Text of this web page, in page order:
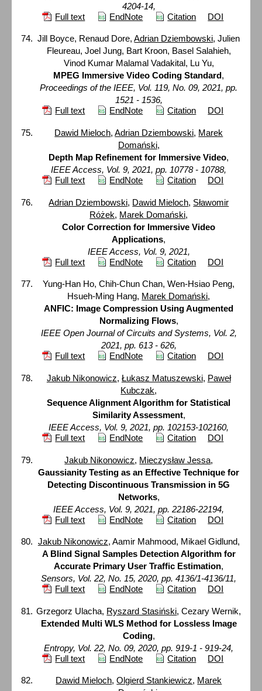
4204-14,
Full text
EndNote Citation DOI
Jill Boyce, Renaud Dore,Adrian Dziembowski, Julien
Fleureau, Joel Jung, Bart Kroon, Basel Salahieh,
Vinod Kumar Malamal Vadakital, Lu Yu,
MPEG Immersive Video Coding Standard,
Proceedings of the IEEE, Vol. 119, No. 09, 2021, pp.
1521 - 1536,
Full text
EndNote Citation DOI
Dawid Mieloch,Adrian Dziembowski, Marek
Domański,
Depth Map Refinement for Immersive Video,
IEEE Access, Vol. 9, 2021, pp. 10778 - 10788,
Full text
EndNote Citation DOI
Adrian Dziembowski, Dawid Mieloch, Sławomir
Różek, Marek Domański,
Color Correction for Immersive Video
Applications,
IEEE Access, Vol. 9, 2021,
Full text
EndNote Citation DOI
Yung-Han Ho, Chih-Chun Chan, Wen-Hsiao Peng,
Hsueh-Ming Hang, Marek Domański,
ANFIC: Image Compression Using Augmented
Normalizing Flows,
IEEE Open Journal of Circuits and Systems, Vol. 2,
2021, pp. 613 - 626,
Full text
EndNote Citation DOI
Jakub Nikonowicz, Łukasz Matuszewski, Paweł
Kubczak,
Sequence Alignment Algorithm for Statistical
Similarity Assessment,
IEEE Access, Vol. 9, 2021, pp. 102153-102160,
Full text
EndNote Citation DOI
Jakub Nikonowicz, Mieczysław Jessa,
Gaussianity Testing as an Effective Technique for
Detecting Discontinuous Transmission in 5G
Networks,
IEEE Access, Vol. 9, 2021, pp. 22186-22194,
Full text
EndNote Citation DOI
Jakub Nikonowicz, Aamir Mahmood, Mikael Gidlund,
A Blind Signal Samples Detection Algorithm for
Accurate Primary User Traffic Estimation,
Sensors, Vol. 22, No. 15, 2020, pp. 4136/1-4136/11,
Full text
EndNote Citation DOI
Grzegorz Ulacha, Ryszard Stasiński, Cezary Wernik,
Extended Multi WLS Method for Lossless Image
Coding,
Entropy, Vol. 22, No. 09, 2020, pp. 919-1 - 919-24,
Full text
EndNote Citation DOI
Dawid Mieloch,Olgierd Stankiewicz, Marek